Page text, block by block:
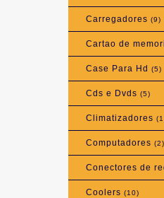
Carregadores (9)
Cartao de
Case Para Hd (5)
Cds e Dvds (5)
Climatizadores
Computadores (2)
Conectores de
Coolers (10)